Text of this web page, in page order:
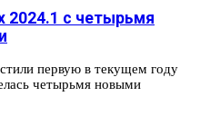
2024.1 с четырьмя
первую в текущем году
четырьмя новыми